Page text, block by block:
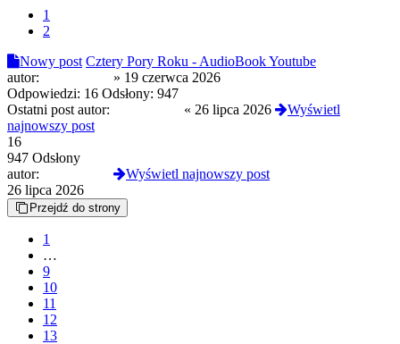
1
2
Nowy post Cztery Pory Roku - AudioBook Youtube
autor:
» 19 czerwca 2026
Odpowiedzi: 16 Odsłony: 947
Ostatni post autor:
« 26 lipca 2026
Wyświetl
najnowszy post
16
947 Odsłony
autor:
Wyświetl najnowszy post
26 lipca 2026
Przejdź do strony
1
…
9
10
11
12
13